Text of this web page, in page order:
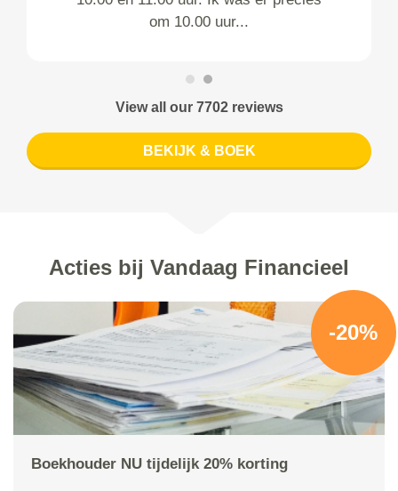
om 10.00 uur...
View all our 7702 reviews
BEKIJK & BOEK
Acties bij Vandaag Financieel
-20%
Boekhouder NU tijdelijk 20% korting